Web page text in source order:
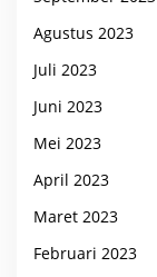
Agustus 2023
Juli 2023
Juni 2023
Mei 2023
April 2023
Maret 2023
Februari 2023